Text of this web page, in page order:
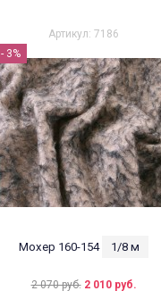
Артикул: 7186
- 3%
Мохер 160-154 1/8 м
2 070 руб. 2 010 руб.